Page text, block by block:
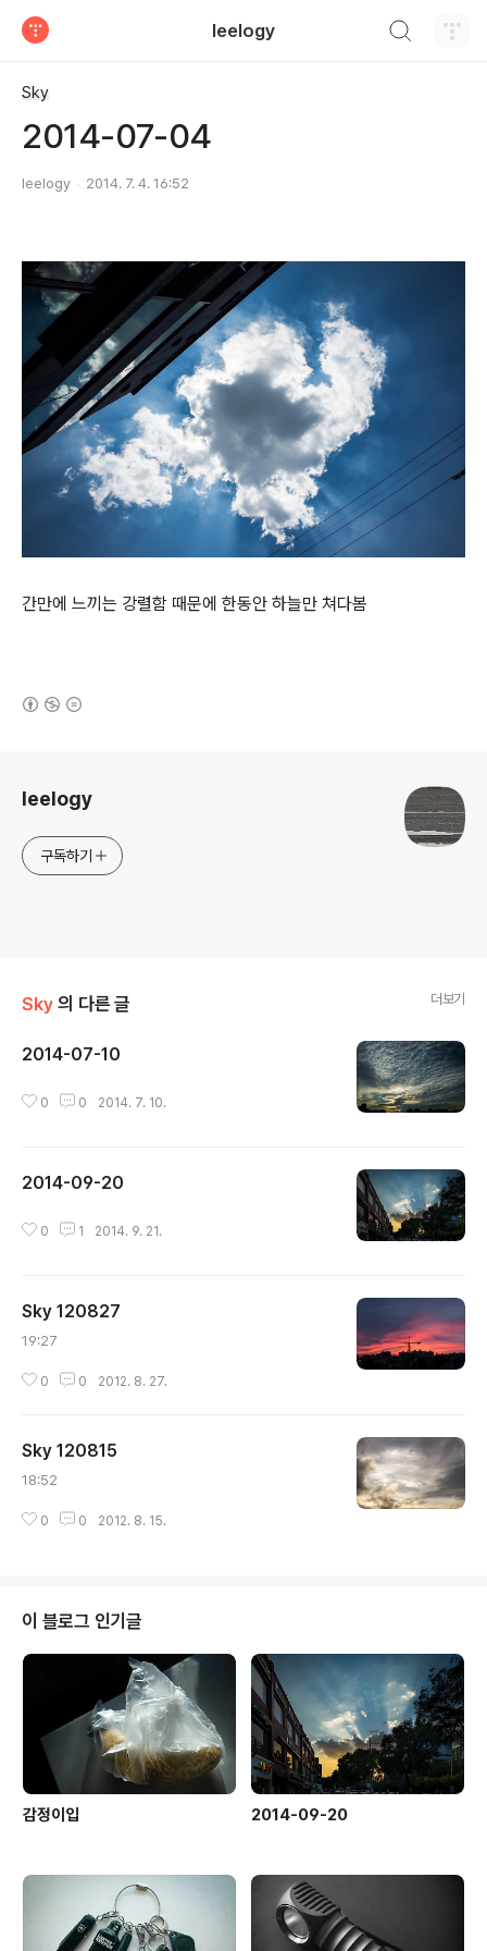
leelogy
Sky
2014-07-04
leelogy 2014. 7. 4. 16:52
간만에 느끼는 강렬함 때문에 한동안 하늘만 쳐다봄
leelogy
구독하기
Sky 의 다른 글 더보기
2014-07-10
0 0 2014. 7. 10.
2014-09-20
0 1 2014. 9. 21.
Sky 120827
19:27
0 0 2012. 8. 27.
Sky 120815
18:52
0 0 2012. 8. 15.
이 블로그 인기글
감정이입 2014-09-20